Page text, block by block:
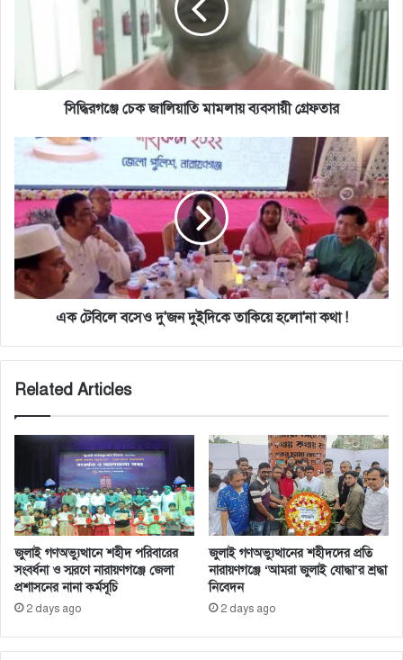
সিদ্ধিরগঞ্জে চেক জালিয়াতি মামলায় ব্যবসায়ী গ্রেফতার
টেবিলে
বসেও
দু'জন
দুইদিকে
তাকিয়ে
হলো'না
কথা
!
এক টেবিলে বসেও দু'জন দুইদিকে তাকিয়ে হলো'না কথা !
Related Articles
জুলাই গণঅভ্যুত্থানে শহীদ পরিবারের
সংবর্ধনা ও স্মরণে নারায়ণগঞ্জে জেলা
প্রশাসনের নানা কর্মসূচি
2 days ago
জুলাই গণঅভ্যুত্থানের শহীদদের প্রতি
নারায়ণগঞ্জে ‘আমরা জুলাই যোদ্ধা’র শ্রদ্ধা
নিবেদন
2 days ago